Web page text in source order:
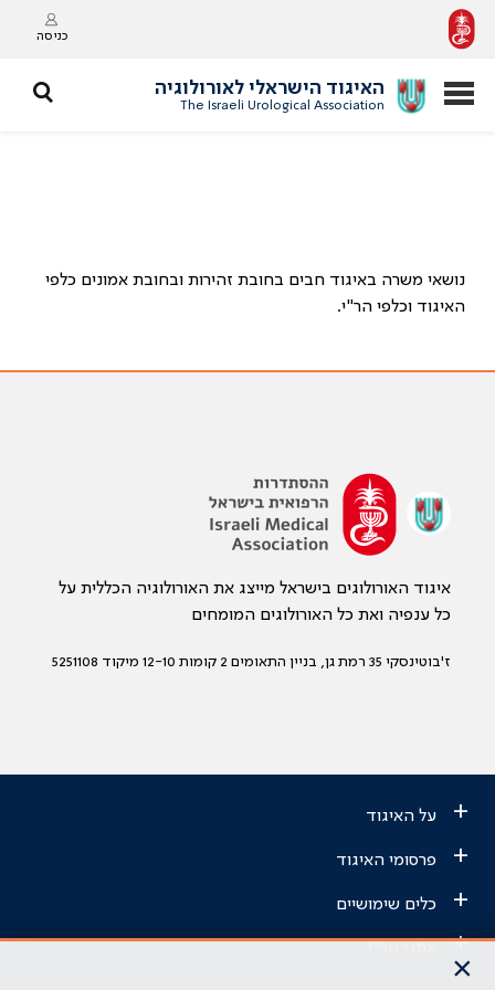
כניסה
האיגוד הישראלי לאורולוגיה
The Israeli Urological Association
נושאי משרה באיגוד חבים בחובת זהירות ובחובת אמונים כלפי
האיגוד וכלפי הר"י.
איגוד האורולוגים בישראל מייצג את האורולוגיה הכללית על
כל ענפיה ואת כל האורולוגים המומחים
ז'בוטינסקי 35 רמת גן, בניין התאומים 2 קומות 12-10 מיקוד 5251108
+ על האיגוד
+ פרסומי האיגוד
+ כלים שימושיים
+
×